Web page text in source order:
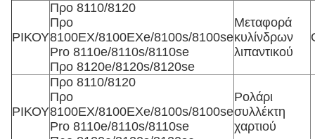
ΡΙΚΟΥ
Προ 8110/8120
Προ
8100EX/8100EXe/8100s/8100se
Pro 8110e/8110s/8110se
Προ 8120e/8120s/8120se
Μεταφορά
κυλίνδρων
λιπαντικού
ΡΙΚΟΥ
Προ 8110/8120
Προ
8100EX/8100EXe/8100s/8100se
Pro 8110e/8110s/8110se
Ρολάρι
συλλέκτη
χαρτιού